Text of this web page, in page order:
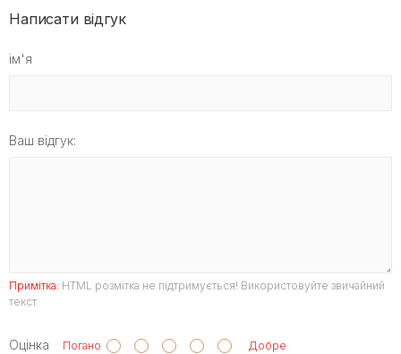
Написати відгук
ім'я
Ваш відгук:
Примітка: HTML розмітка не підтримується! Використовуйте звичайний
текст.
Оцінка Погано Добре